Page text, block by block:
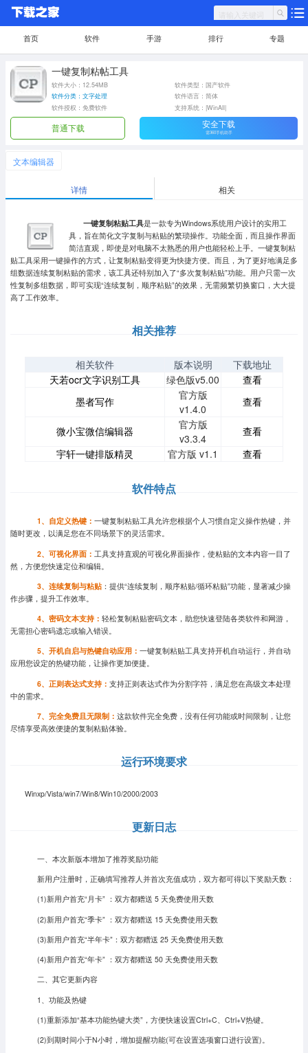
首页 软件 手游 排行 专题
一键复制粘帖工具
软件大小：12.54MB
软件类型：国产软件
软件分类：文字处理
软件语言：简体
软件授权：免费软件
支持系统：|WinAll|
普通下载 安全下载
需360手机助手
文本编辑器
详情 相关
一键复制粘贴工具是一款专为Windows系统用户设计的实用工
具，旨在简化文字复制与粘贴的繁琐操作。功能全面，而且操作界面
简洁直观，即使是对电脑不太熟悉的用户也能轻松上手。一键复制粘
贴工具采用一键操作的方式，让复制粘贴变得更为快捷方便。而且，为了更好地满足多
组数据连续复制粘贴的需求，该工具还特别加入了“多次复制粘贴”功能。用户只需一次
性复制多组数据，即可实现“连续复制，顺序粘贴”的效果，无需频繁切换窗口，大大提
高了工作效率。
相关推荐
相关软件 版本说明
下载地址
天若ocr文字识别工具
绿色版v5.00
查看
墨者写作
官方版
v1.4.0
查看
微小宝微信编辑器
官方版
v3.3.4
查看
宇轩一键排版精灵
官方版 v1.1 查看
软件特点
1、自定义热键： 一键复制粘贴工具允许您根据个人习惯自定义操作热键，并
随时更改，以满足您在不同场景下的灵活需求。
2、可视化界面： 工具支持直观的可视化界面操作，使粘贴的文本内容一目了
然，方便您快速定位和编辑。
3、连续复制与粘贴：提供“连续复制，顺序粘贴/循环粘贴”功能，显著减少操
作步骤，提升工作效率。
4、密码文本支持： 轻松复制粘贴密码文本，助您快速登陆各类软件和网游，
无需担心密码遗忘或输入错误。
5、开机自启与热键自动应用： 一键复制粘贴工具支持开机自动运行，并自动
应用您设定的热键功能，让操作更加便捷。
6、正则表达式支持： 支持正则表达式作为分割字符，满足您在高级文本处理
中的需求。
7、完全免费且无限制： 这款软件完全免费，没有任何功能或时间限制，让您
尽情享受高效便捷的复制粘贴体验。
运行环境要求
Winxp/Vista/win7/Win8/Win10/2000/2003
更新日志
一、本次新版本增加了推荐奖励功能
新用户注册时，正确填写推荐人并首次充值成功，双方都可得以下奖励天数：
(1)新用户首充“月卡” ：双方都赠送 5 天免费使用天数
(2)新用户首充“季卡” ：双方都赠送 15 天免费使用天数
(3)新用户首充“半年卡”：双方都赠送 25 天免费使用天数
(4)新用户首充“年卡” ：双方都赠送 50 天免费使用天数
二、其它更新内容
1、功能及热键
(1)重新添加“基本功能热键大类”，方便快速设置Ctrl+C、Ctrl+V热键。
(2)到期时间小于N小时，增加提醒功能(可在设置选项窗口进行设置)。